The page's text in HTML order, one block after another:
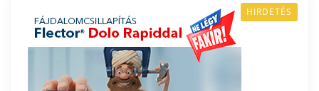
HIRDETÉS